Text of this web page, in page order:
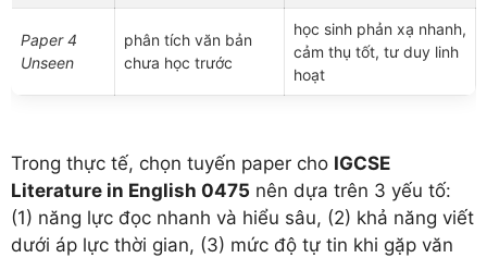
Paper 4
Unseen
phân tích văn bản
chưa học trước
học sinh phản xạ nhanh,
cảm thụ tốt, tư duy linh
hoạt
Trong thực tế, chọn tuyến paper cho IGCSE
Literature in English 0475 nên dựa trên 3 yếu tố:
(1) năng lực đọc nhanh và hiểu sâu, (2) khả năng viết
dưới áp lực thời gian, (3) mức độ tự tin khi gặp văn